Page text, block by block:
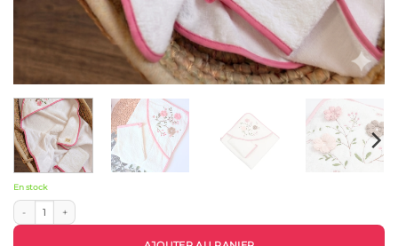
En stock
quantité de Cape de Bain Bébé 2 Pièces Motif Floral – Bebekevi